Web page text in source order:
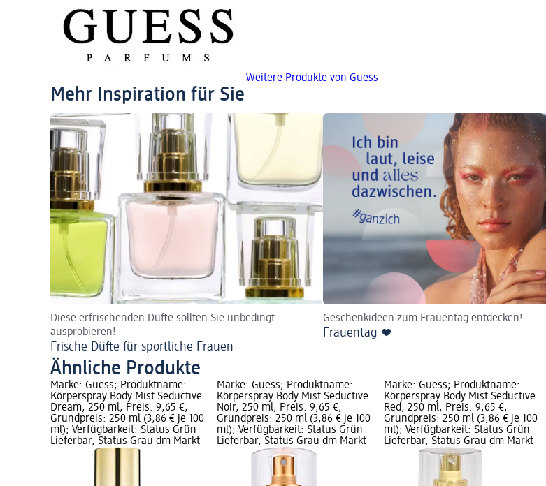
Weitere Produkte von Guess
Mehr Inspiration für Sie
Diese erfrischenden Düfte sollten Sie unbedingt
ausprobieren!
Frische Düfte für sportliche Frauen
Geschenkideen zum Frauentag entdecken!
Frauentag ❤️
Ähnliche Produkte
Marke: Guess; Produktname:
Körperspray Body Mist Seductive
Dream, 250 ml; Preis: 9,65 €;
Grundpreis: 250 ml (3,86 € je 100
ml); Verfügbarkeit: Status Grün
Lieferbar, Status Grau dm Markt
Marke: Guess; Produktname:
Körperspray Body Mist Seductive
Noir, 250 ml; Preis: 9,65 €;
Grundpreis: 250 ml (3,86 € je 100
ml); Verfügbarkeit: Status Grün
Lieferbar, Status Grau dm Markt
Marke: Guess; Produktname:
Körperspray Body Mist Seductive
Red, 250 ml; Preis: 9,65 €;
Grundpreis: 250 ml (3,86 € je 100
ml); Verfügbarkeit: Status Grün
Lieferbar, Status Grau dm Markt